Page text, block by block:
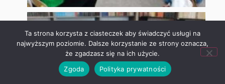
Ta strona korzysta z ciasteczek aby świadczyć usługi na
najwyższym poziomie. Dalsze korzystanie ze strony oznacza,
że zgadzasz się na ich użycie.
Zgoda
Polityka prywatności